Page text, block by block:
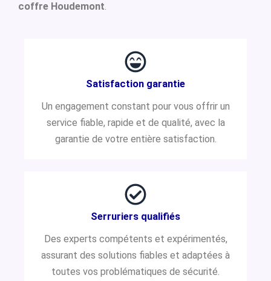
coffre Houdemont.
Satisfaction garantie
Un engagement constant pour vous offrir un
service fiable, rapide et de qualité, avec la
garantie de votre entière satisfaction.
Serruriers qualifiés
Des experts compétents et expérimentés,
assurant des solutions fiables et adaptées à
toutes vos problématiques de sécurité.